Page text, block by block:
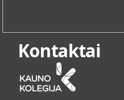
Kontaktai